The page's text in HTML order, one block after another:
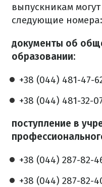
выпускникам
следующие номера:
документы об
образовании:
+38 (044) 481-47-
+38 (044) 481-32-
поступление в
+38 (044) 287-82-
+38 (044) 287-82-